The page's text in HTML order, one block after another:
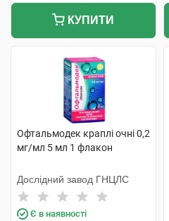
КУПИТИ
Офтальмодек краплі очні 0,2
мг/мл 5 мл 1 флакон
Дослідний завод ГНЦЛС
Є в наявності